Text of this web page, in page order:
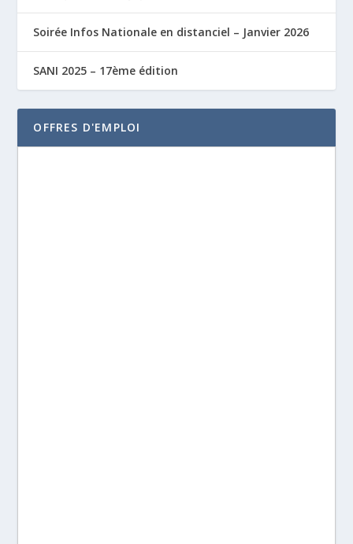
Soirée Infos Nationale en distanciel – Janvier 2026
SANI 2025 – 17ème édition
OFFRES D'EMPLOI